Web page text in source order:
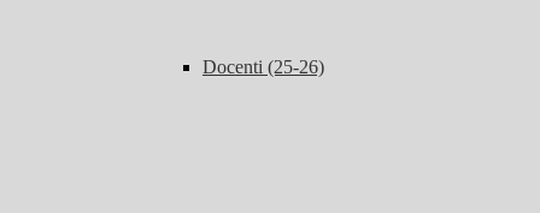
Docenti (25-26)